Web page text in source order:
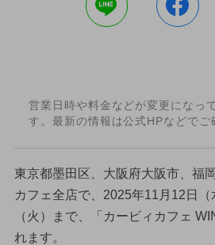
営業日時や料金などが変更になっ
す。最新の情報は公式HPなどでご
東京都墨田区、大阪府大阪市、福
カフェ全店で、2025年11月12日（
（火）まで、「カービィカフェ
れます。